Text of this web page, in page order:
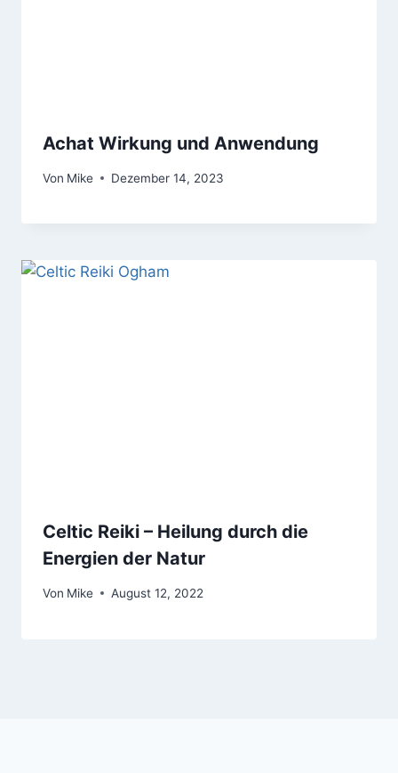
Achat Wirkung und Anwendung
Von Mike Dezember 14, 2023
Celtic Reiki – Heilung durch die
Energien der Natur
Von Mike August 12, 2022